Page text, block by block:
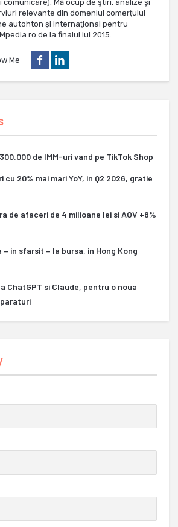
comunicare). Mă ocup de ştiri, analize și
relevante din domeniul comerţului
autohton şi internaţional pentru
de la finalul lui 2015.
Me
de IMM-uri vand pe TikTok Shop
cu 20% mai mari YoY, in Q2 2026, gratie
de afaceri de 4 milioane lei si AOV +8%
– in sfarsit – la bursa, in Hong Kong
ChatGPT si Claude, pentru o noua